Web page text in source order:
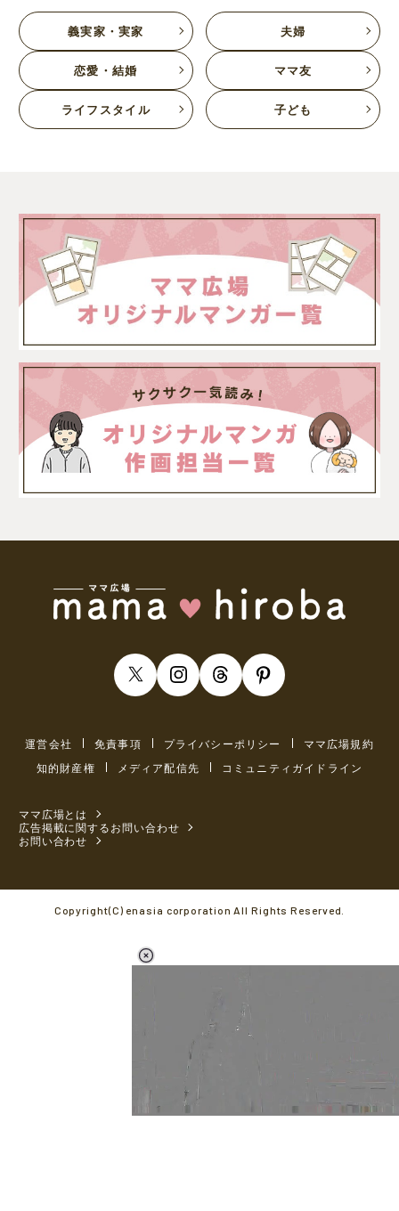
L
義実家・実家 夫婦
恋愛・結婚 ママ友
ライフスタイル 子ども
運営会社 免責事項 プライバシーポリシー
ママ広場規約
知的財産権
メディア配信先 コミュニティガイドライン
ママ広場とは
広告掲載に関するお問い合わせ
お問い合わせ
Copyright(C) enasia corporation All Rights Reserved.